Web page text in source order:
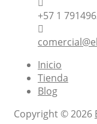
+57 1
Inicio
Tienda
Blog
Copyright © 2026